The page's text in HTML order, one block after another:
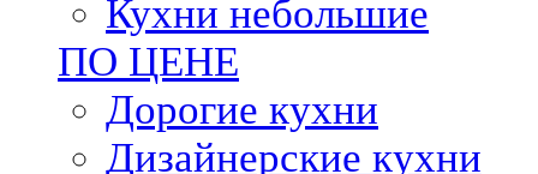
Кухни небольшие
ПО ЦЕНЕ
Дорогие кухни
Дизайнерские кухни